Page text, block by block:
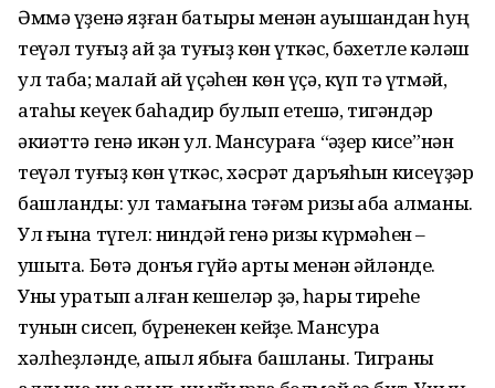
Әммә үҙенә яҙған батыры менән ҡауышҡандан һуң
теүәл туғыҙ ай ҙа туғыҙ көн үткәс, бәхетле кәләш
ул таба; малай ай үҫәһен көн үҫә, күп тә үтмәй,
атаһы кеүек баһадир булып етешә, тигәндәр
әкиәттә генә икән ул. Мансураға “ҡәҙер кисе”нән
теүәл туғыҙ көн үткәс, хәсрәт даръяһын кисеүҙәр
башланды: ул тамағына тәғәм ризыҡ ҡаба алманы.
Ул ғына түгел: ниндәй генә ризыҡ күрмәһен –
уҡшыта. Бөтә донъя гүйә арты менән әйләнде.
Уны уратып алған кешеләр ҙә, һарыҡ тиреһе
тунын сисеп, бүренекен кейҙе. Мансура
хәлһеҙләнде, ҡапыл ябыға башланы. Тиграны